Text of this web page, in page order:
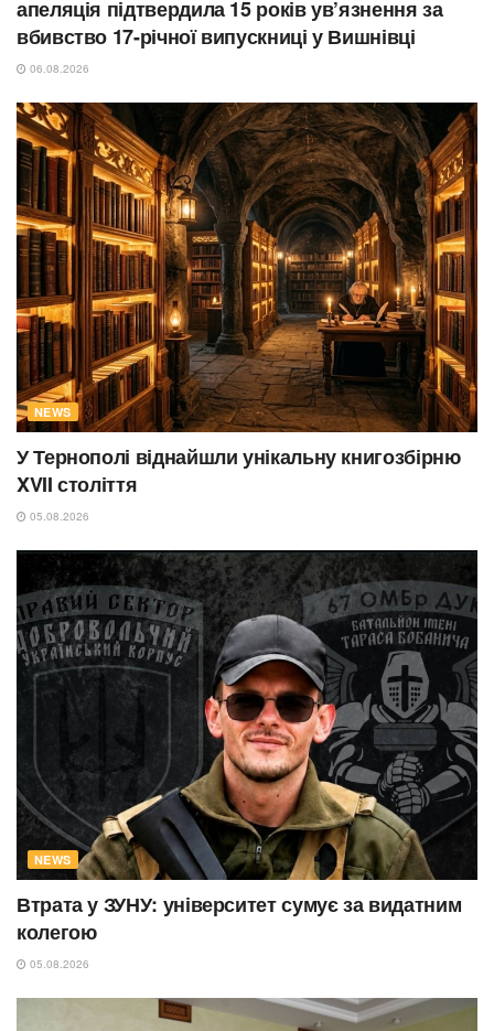
апеляція підтвердила 15 років ув’язнення за
вбивство 17-річної випускниці у Вишнівці
06.08.2026
NEWS
У Тернополі віднайшли унікальну книгозбірню
XVII століття
05.08.2026
NEWS
Втрата у ЗУНУ: університет сумує за видатним
колегою
05.08.2026